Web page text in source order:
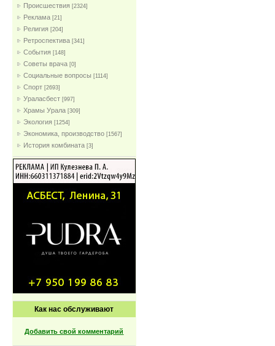
Проиcшествия [2324]
Реклама [21]
Религия [204]
Ретроспектива [341]
События [148]
Советы врача [0]
Социальные вопросы [1114]
Спорт [2693]
Ураласбест [997]
Храмы Урала [309]
Экология [1254]
Экономика, производство [1567]
История комбината [3]
Как нас обслуживают
Добавить свой комментарий